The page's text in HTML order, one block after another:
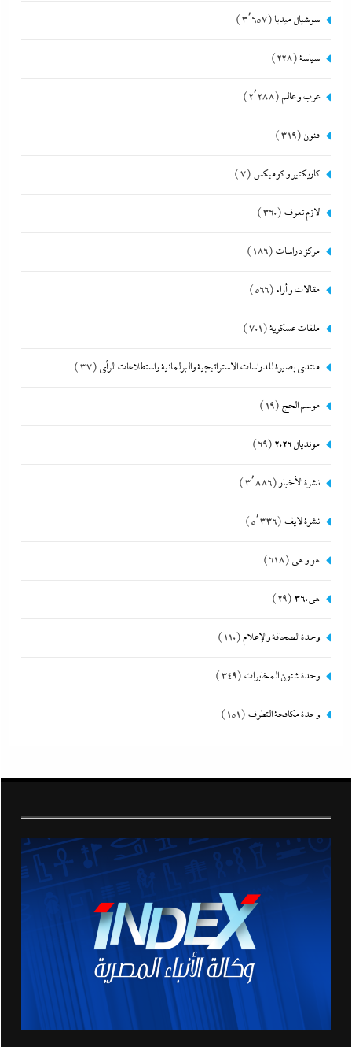
سوشيال ميديا (3٬657)
سياسة(228)
عرب و عالم (2٬288)
فنون (319)
كاريكتير و كوميكس (7)
لازم تعرف (360)
مركز دراسات (186)
مقالات و أراء (566)
ملفات عسكرية(701)
منتدى بصيرة للدراسات الاستراتيجية والبرلمانية واستطلاعات الرأى (37)
موسم الحج (19)
مونديال 2026 (69)
نشرة الأخبار (3٬886)
نشرة لايف (5٬336)
هو و هي (618)
هى360 (29)
وحدة الصحافة والإعلام(110)
وحدة شئون المخابرات (349)
وحدة مكافحة التطرف (151)